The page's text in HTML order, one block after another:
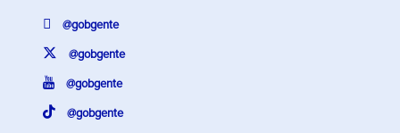
@gobgente
@gobgente
@gobgente
@gobgente